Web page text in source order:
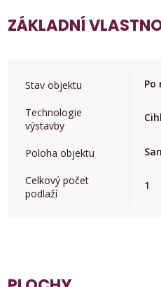
ZÁKLADNÍ
Stav objektu Po
Technologie
výstavby
Poloha objektu
Celkový počet
podlaží
1